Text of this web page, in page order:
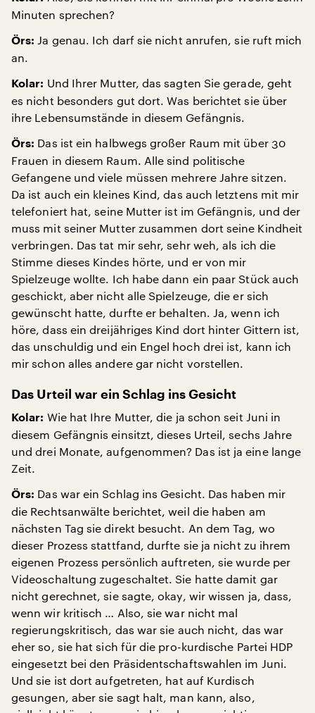
Minuten sprechen?
Örs: Ja genau. Ich darf sie nicht anrufen, sie ruft mich
an.
Kolar: Und Ihrer Mutter, das sagten Sie gerade, geht
es nicht besonders gut dort. Was berichtet sie über
ihre Lebensumstände in diesem Gefängnis.
Örs: Das ist ein halbwegs großer Raum mit über 30
Frauen in diesem Raum. Alle sind politische
Gefangene und viele müssen mehrere Jahre sitzen.
Da ist auch ein kleines Kind, das auch letztens mit mir
telefoniert hat, seine Mutter ist im Gefängnis, und der
muss mit seiner Mutter zusammen dort seine Kindheit
verbringen. Das tat mir sehr, sehr weh, als ich die
Stimme dieses Kindes hörte, und er von mir
Spielzeuge wollte. Ich habe dann ein paar Stück auch
geschickt, aber nicht alle Spielzeuge, die er sich
gewünscht hatte, durfte er behalten. Ja, wenn ich
höre, dass ein dreijähriges Kind dort hinter Gittern ist,
das unschuldig und ein Engel hoch drei ist, kann ich
mir schon alles andere gar nicht vorstellen.
Das Urteil war ein Schlag ins Gesicht
Kolar: Wie hat Ihre Mutter, die ja schon seit Juni in
diesem Gefängnis einsitzt, dieses Urteil, sechs Jahre
und drei Monate, aufgenommen? Das ist ja eine lange
Zeit.
Örs: Das war ein Schlag ins Gesicht. Das haben mir
die Rechtsanwälte berichtet, weil die haben am
nächsten Tag sie direkt besucht. An dem Tag, wo
dieser Prozess stattfand, durfte sie ja nicht zu ihrem
eigenen Prozess persönlich auftreten, sie wurde per
Videoschaltung zugeschaltet. Sie hatte damit gar
nicht gerechnet, sie sagte, okay, wir wissen ja, dass,
wenn wir kritisch … Also, sie war nicht mal
regierungskritisch, das war sie auch nicht, das war
eher so, sie hat sich für die pro-kurdische Partei HDP
eingesetzt bei den Präsidentschaftswahlen im Juni.
Und sie ist dort aufgetreten, hat auf Kurdisch
gesungen, aber sie sagt halt, man kann, also,